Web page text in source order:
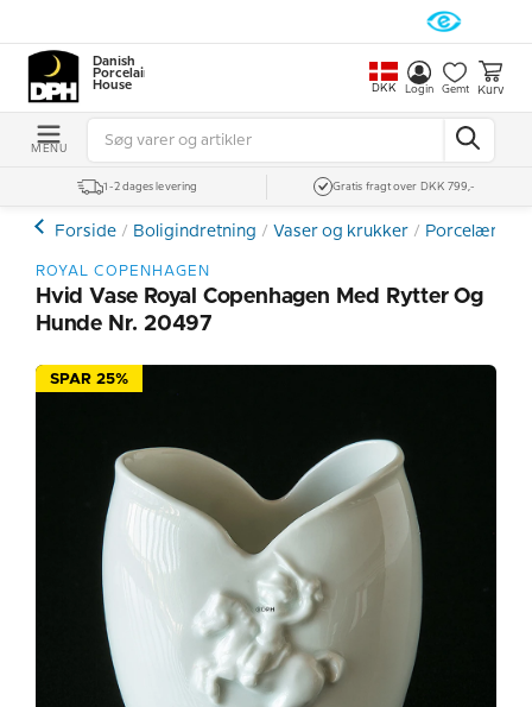
Danish
Porcelain
House
DKK Login Gemt Kurv
MENU
1-2 dages levering Gratis fragt over DKK 799,-
Forside Boligindretning Vaser og krukker
ROYAL COPENHAGEN
Hvid Vase Royal Copenhagen Med Rytter Og
Hunde Nr. 20497
SPAR 25%